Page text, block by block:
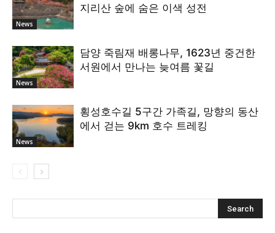
News
지리산 숲에 숨은 이색 성전
News
담양 죽림재 배롱나무, 1623년 중건한
서원에서 만나는 늦여름 꽃길
News
횡성호수길 5구간 가족길, 망향의 동산
에서 걷는 9km 호수 트레킹